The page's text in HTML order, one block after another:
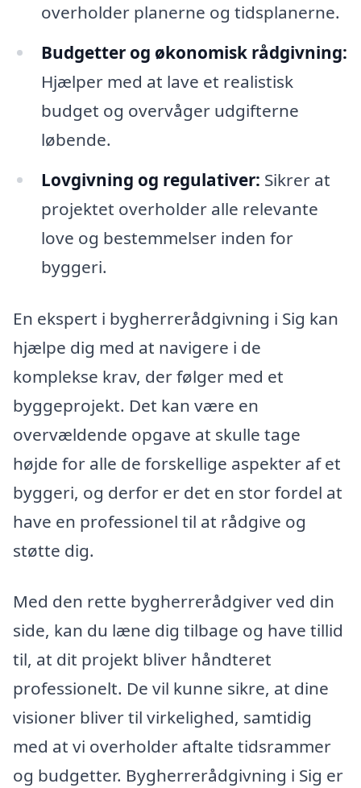
overholder planerne og tidsplanerne.
Budgetter og økonomisk rådgivning:
Hjælper med at lave et realistisk
budget og overvåger udgifterne
løbende.
Lovgivning og regulativer: Sikrer at
projektet overholder alle relevante
love og bestemmelser inden for
byggeri.
En ekspert i bygherrerådgivning i Sig kan
hjælpe dig med at navigere i de
komplekse krav, der følger med et
byggeprojekt. Det kan være en
overvældende opgave at skulle tage
højde for alle de forskellige aspekter af et
byggeri, og derfor er det en stor fordel at
have en professionel til at rådgive og
støtte dig.
Med den rette bygherrerådgiver ved din
side, kan du læne dig tilbage og have tillid
til, at dit projekt bliver håndteret
professionelt. De vil kunne sikre, at dine
visioner bliver til virkelighed, samtidig
med at vi overholder aftalte tidsrammer
og budgetter. Bygherrerådgivning i Sig er